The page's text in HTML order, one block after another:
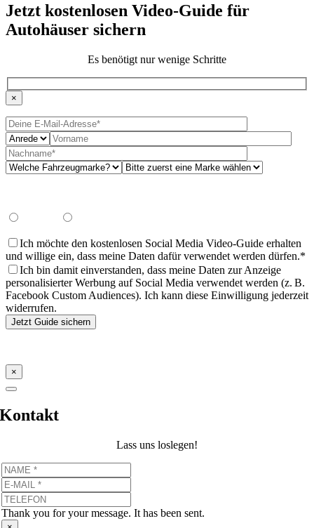
Jetzt kostenlosen Video-Guide für
Autohäuser sichern
Es benötigt nur wenige Schritte
×
Ich möchte den kostenlosen Social Media Video-Guide erhalten
und willige ein, dass meine Daten dafür verwendet werden dürfen.*
Ich bin damit einverstanden, dass meine Daten zur Anzeige
personalisierter Werbung auf Social Media verwendet werden (z. B.
Facebook Custom Audiences). Ich kann diese Einwilligung jederzeit
widerrufen.
×
Kontakt
Lass uns loslegen!
Thank you for your message. It has been sent.